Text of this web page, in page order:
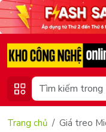
Trang chủ Giá treo